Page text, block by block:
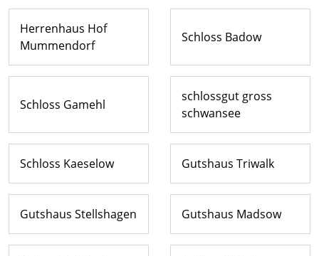
Herrenhaus Hof
Mummendorf
Schloss Badow
Schloss Gamehl
schlossgut gross
schwansee
Schloss Kaeselow Gutshaus Triwalk
Gutshaus Stellshagen Gutshaus Madsow